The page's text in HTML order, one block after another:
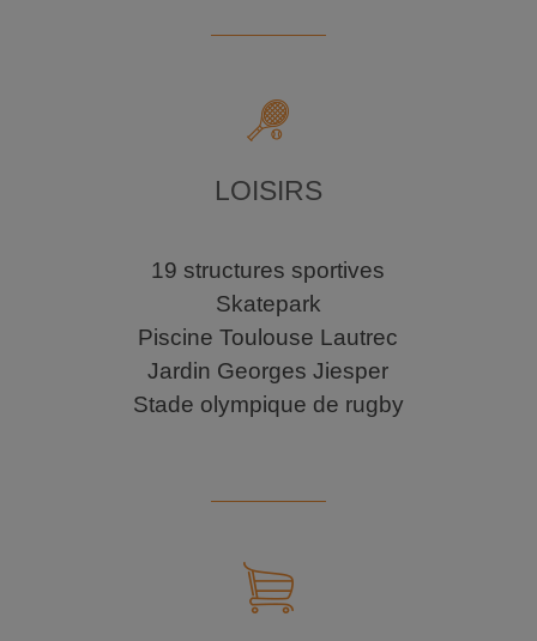
LOISIRS
19 structures sportives
Skatepark
Piscine Toulouse Lautrec
Jardin Georges Jiesper
Stade olympique de rugby